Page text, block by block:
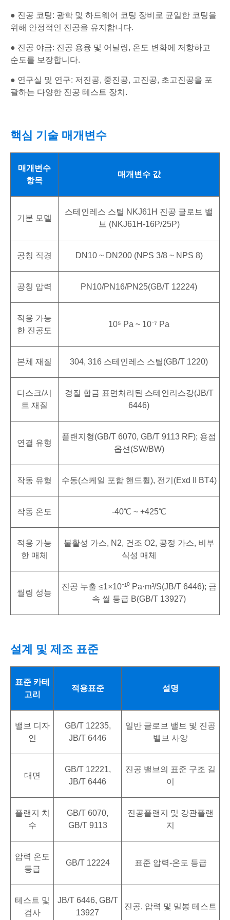
● 진공 코팅: 광학 및 하드웨어 코팅 장비로 균일한 코팅을
위해 안정적인 진공을 유지합니다.
● 진공 야금: 진공 용융 및 어닐링, 온도 변화에 저항하고
순도를 보장합니다.
● 연구실 및 연구: 저진공, 중진공, 고진공, 초고진공을 포
괄하는 다양한 진공 테스트 장치.
핵심 기술 매개변수
매개변수
항목
매개변수 값
기본 모델
스테인레스 스틸 NKJ61H 진공 글로브 밸
브 (NKJ61H-16P/25P)
공칭 직경 DN10 ~ DN200 (NPS 3/8 ~ NPS 8)
공칭 압력 PN10/PN16/PN25(GB/T 12224)
적용 가능
한 진공도
10⁵ Pa ~ 10⁻⁷ Pa
본체 재질 304, 316 스테인레스 스틸(GB/T 1220)
디스크/시
트 재질
경질 합금 표면처리된 스테인리스강(JB/T
6446)
연결 유형
플랜지형(GB/T 6070, GB/T 9113 RF); 용접
옵션(SW/BW)
작동 유형 수동(스케일 포함 핸드휠), 전기(Exd II BT4)
작동 온도 -40℃ ~ +425℃
적용 가능
한 매체
불활성 가스, N2, 건조 O2, 공정 가스, 비부
식성 매체
씰링 성능
진공 누출 ≤1×10⁻¹⁰ Pa·m³/s(JB/T 6446); 금
속 씰 등급 B(GB/T 13927)
설계 및 제조 표준
표준 카테
고리
적용표준 설명
밸브 디자
인
GB/T 12235,
JB/T 6446
일반 글로브 밸브 및 진공
밸브 사양
대면
GB/T 12221,
JB/T 6446
진공 밸브의 표준 구조 길
이
플랜지 치
수
GB/T 6070,
GB/T 9113
진공플랜지 및 강관플랜
지
압력 온도
등급
GB/T 12224 표준 압력-온도 등급
테스트 및
검사
JB/T 6446, GB/T
13927
진공, 압력 및 밀봉 테스트